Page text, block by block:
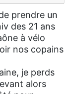
prendre un
des 21 ans
à vélo
nos copains
je perds
alors